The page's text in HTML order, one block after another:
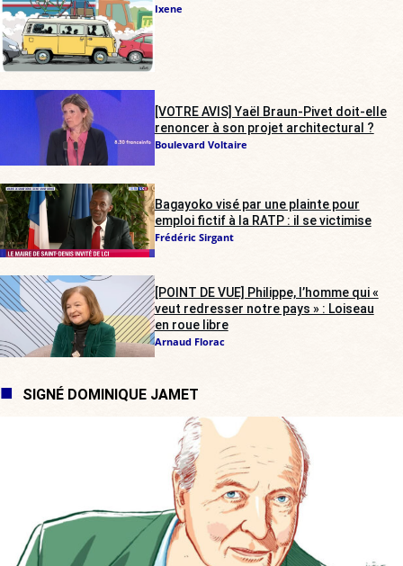
Ixene
[VOTRE AVIS] Yaël Braun-Pivet doit-elle
renoncer à son projet architectural ?
Boulevard Voltaire
Bagayoko visé par une plainte pour
emploi fictif à la RATP : il se victimise
Frédéric Sirgant
[POINT DE VUE] Philippe, l’homme qui «
veut redresser notre pays » : Loiseau
en roue libre
Arnaud Florac
SIGNÉ DOMINIQUE JAMET